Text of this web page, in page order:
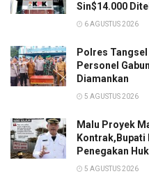
Sin$14.000
6 AGUSTUS 2026
Polres
Personel
Diamankan
5 AGUSTUS 2026
Malu Proyek
Kontrak,Bupati
Penegakan
5 AGUSTUS 2026